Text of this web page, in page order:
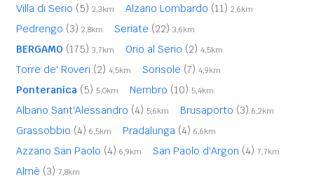
Villa di Serio (5) 2,3km Alzano Lombardo (11) 2,6km
Pedrengo (3) 2,8km Seriate (22) 3,6km
BERGAMO (175) 3,7km Orio al Serio (2) 4,5km
Torre de' Roveri (2) 4,5km Sorisole (7) 4,9km
Ponteranica (5) 5,0km Nembro (10) 5,4km
Albano Sant'Alessandro (4) 5,6km Brusaporto (3) 6,2km
Grassobbio (4) 6,5km Pradalunga (4) 6,6km
Azzano San Paolo (4) 6,9km San Paolo d'Argon (4) 7,7km
Almè (3) 7,8km